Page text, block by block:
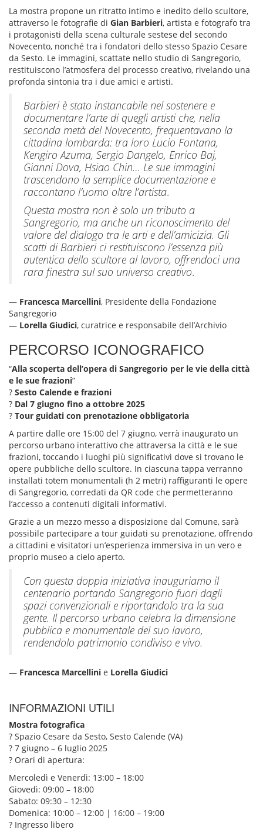
La mostra propone un ritratto intimo e inedito dello scultore,
attraverso le fotografie di Gian Barbieri, artista e fotografo tra
i protagonisti della scena culturale sestese del secondo
Novecento, nonché tra i fondatori dello stesso Spazio Cesare
da Sesto. Le immagini, scattate nello studio di Sangregorio,
restituiscono l’atmosfera del processo creativo, rivelando una
profonda sintonia tra i due amici e artisti.
Barbieri è stato instancabile nel sostenere e
documentare l’arte di quegli artisti che, nella
seconda metà del Novecento, frequentavano la
cittadina lombarda: tra loro Lucio Fontana,
Kengiro Azuma, Sergio Dangelo, Enrico Baj,
Gianni Dova, Hsiao Chin… Le sue immagini
trascendono la semplice documentazione e
raccontano l’uomo oltre l’artista.
Questa mostra non è solo un tributo a
Sangregorio, ma anche un riconoscimento del
valore del dialogo tra le arti e dell’amicizia. Gli
scatti di Barbieri ci restituiscono l’essenza più
autentica dello scultore al lavoro, offrendoci una
rara finestra sul suo universo creativo.
— Francesca Marcellini, Presidente della Fondazione
Sangregorio
— Lorella Giudici, curatrice e responsabile dell’Archivio
PERCORSO ICONOGRAFICO
“Alla scoperta dell’opera di Sangregorio per le vie della città
e le sue frazioni”
? Sesto Calende e frazioni
? Dal 7 giugno fino a ottobre 2025
? Tour guidati con prenotazione obbligatoria
A partire dalle ore 15:00 del 7 giugno, verrà inaugurato un
percorso urbano interattivo che attraversa la città e le sue
frazioni, toccando i luoghi più significativi dove si trovano le
opere pubbliche dello scultore. In ciascuna tappa verranno
installati totem monumentali (h 2 metri) raffiguranti le opere
di Sangregorio, corredati da QR code che permetteranno
l’accesso a contenuti digitali informativi.
Grazie a un mezzo messo a disposizione dal Comune, sarà
possibile partecipare a tour guidati su prenotazione, offrendo
a cittadini e visitatori un’esperienza immersiva in un vero e
proprio museo a cielo aperto.
Con questa doppia iniziativa inauguriamo il
centenario portando Sangregorio fuori dagli
spazi convenzionali e riportandolo tra la sua
gente. Il percorso urbano celebra la dimensione
pubblica e monumentale del suo lavoro,
rendendolo patrimonio condiviso e vivo.
— Francesca Marcellini e Lorella Giudici
INFORMAZIONI UTILI
Mostra fotografica
? Spazio Cesare da Sesto, Sesto Calende (VA)
? 7 giugno – 6 luglio 2025
? Orari di apertura:
Mercoledì e Venerdì: 13:00 – 18:00
Giovedì: 09:00 – 18:00
Sabato: 09:30 – 12:30
Domenica: 10:00 – 12:00 | 16:00 – 19:00
? Ingresso libero